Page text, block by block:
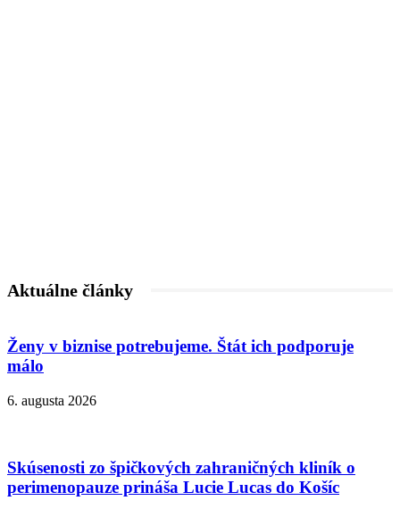
Aktuálne články
Ženy v biznise potrebujeme. Štát ich podporuje
málo
6. augusta 2026
Skúsenosti zo špičkových zahraničných kliník o
perimenopauze prináša Lucie Lucas do Košíc